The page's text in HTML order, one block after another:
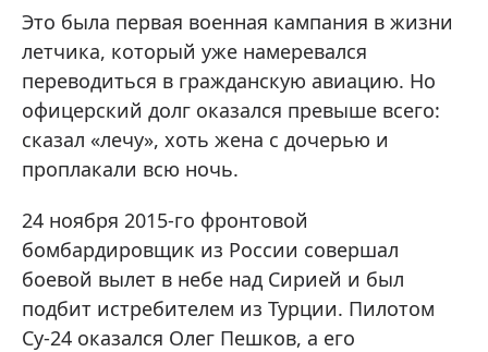
Это была первая военная кампания в жизни
летчика, который уже намеревался
переводиться в гражданскую авиацию. Но
офицерский долг оказался превыше всего:
сказал «лечу», хоть жена с дочерью и
проплакали всю ночь.
24 ноября 2015-го фронтовой
бомбардировщик из России совершал
боевой вылет в небе над Сирией и был
подбит истребителем из Турции. Пилотом
Су-24 оказался Олег Пешков, а его